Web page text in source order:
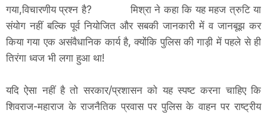
गया,विचारणीय प्रश्न है? मिश्रा ने कहा कि यह महज त्रुटि या
संयोग नहीं बल्कि पूर्व नियोजित और सबकी जानकारी में व जानबूझ कर
किया गया एक असंवैधानिक कार्य है, क्योंकि पुलिस की गाड़ी में पहले से ही
तिरंगा ध्वज भी लगा हुआ था!
यदि ऐसा नहीं है तो सरकार/प्रशासन को यह स्पष्ट करना चाहिए कि
शिवराज-महाराज के राजनैतिक प्रवास पर पुलिस के वाहन पर राष्ट्रीय